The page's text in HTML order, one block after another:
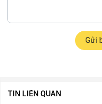
Gửi
TIN LIÊN QUAN